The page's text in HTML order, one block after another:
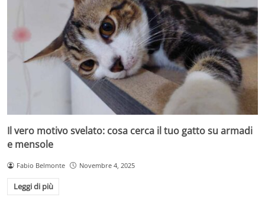
Il vero motivo svelato: cosa cerca il tuo gatto su armadi
e mensole
Fabio Belmonte Novembre 4, 2025
Leggi di più